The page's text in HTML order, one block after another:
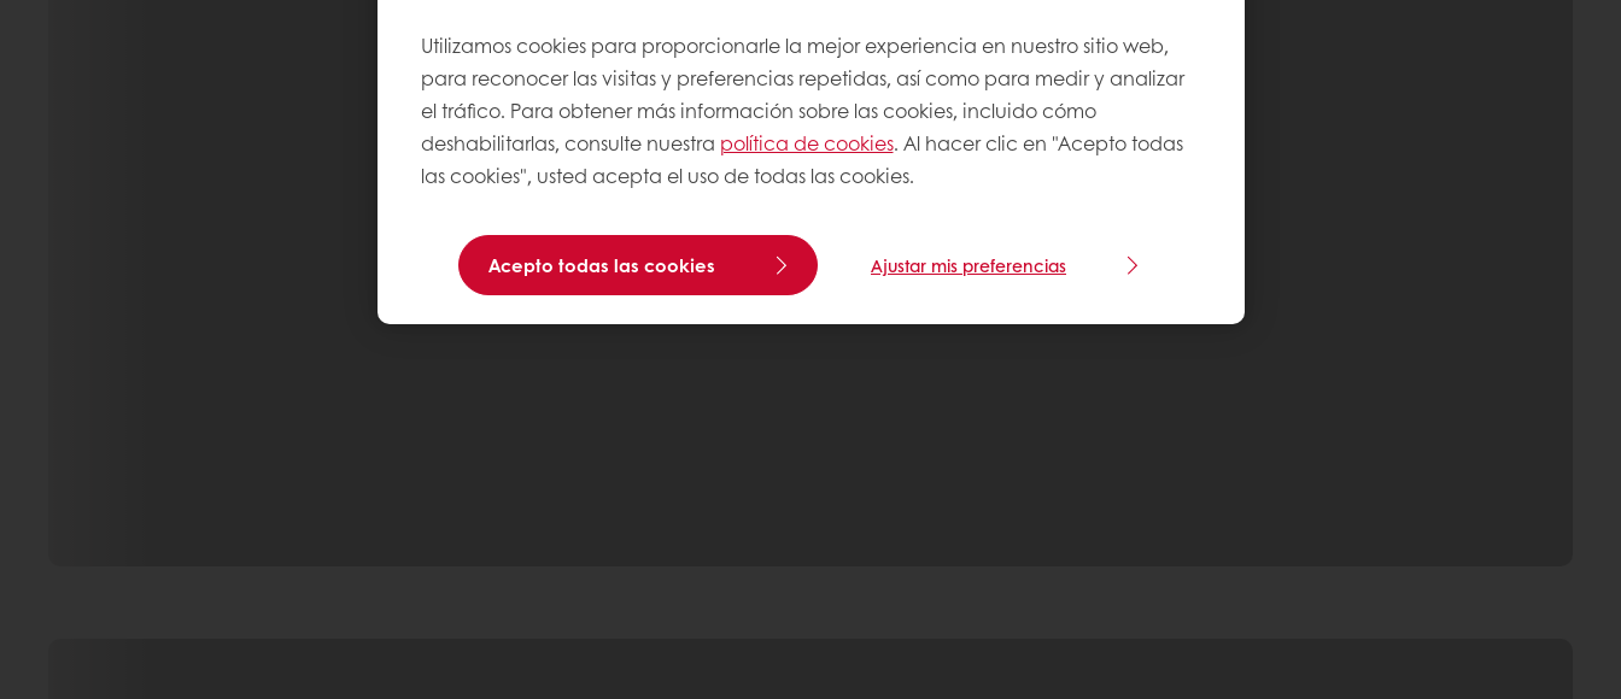
Utilizamos cookies para proporcionarle la mejor experiencia en nuestro sitio web,
para reconocer las visitas y preferencias repetidas, así como para medir y analizar
el tráfico. Para obtener más información sobre las cookies, incluido cómo
deshabilitarlas, consulte nuestra política de cookies. Al hacer clic en "Acepto todas
las cookies", usted acepta el uso de todas las cookies.
Acepto todas las cookies Ajustar mis preferencias